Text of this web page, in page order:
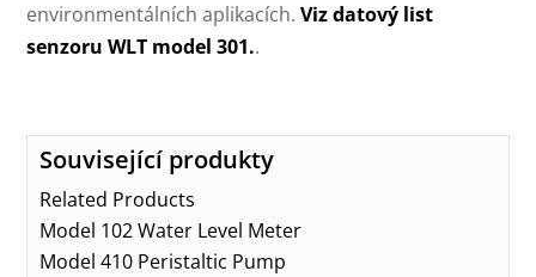
environmentálních aplikacích.Viz datový list
senzoru WLT model 301..
Související produkty
Related Products
Model 102 Water Level Meter
Model 410 Peristaltic Pump